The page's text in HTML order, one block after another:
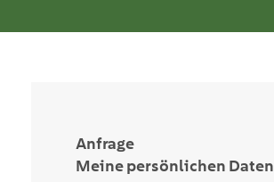
Anfrage
Meine persönlichen Daten